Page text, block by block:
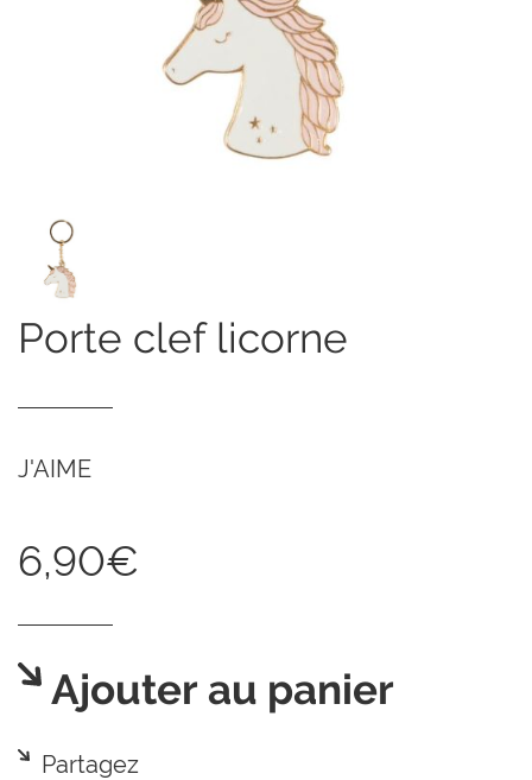
porte clef licorne
J'AIME
6,90€
Ajouter au panier
Partagez